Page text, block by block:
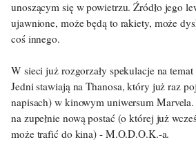
unoszącym się w powietrzu. Źródło jego
ujawnione, może będą to rakiety, może
coś innego.
W sieci już rozgorzały spekulacje na
Jedni stawiają na Thanosa, który już raz
napisach) w kinowym uniwersum
na zupełnie nową postać (o której już
może trafić do kina) - M.O.D.O.K.-a.